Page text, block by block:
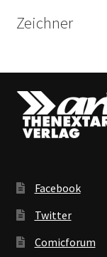
Zeichner
Facebook
Twitter
Comicforum